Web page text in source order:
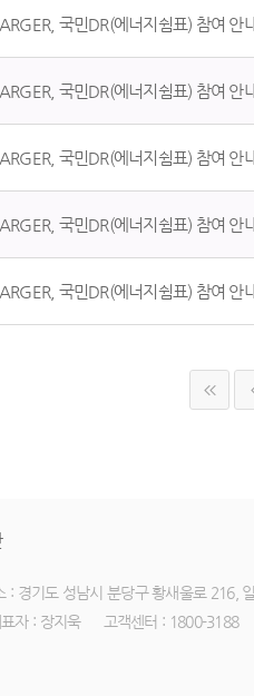
국민DR(에너지쉼표) 참여
국민DR(에너지쉼표) 참여
국민DR(에너지쉼표) 참여
국민DR(에너지쉼표) 참여
국민DR(에너지쉼표) 참여
: 경기도 성남시 분당구 황새울로 216,
자 : 장지욱 고객센터 : 1800-3188